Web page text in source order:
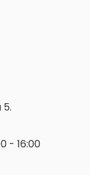
5.
- 16:00